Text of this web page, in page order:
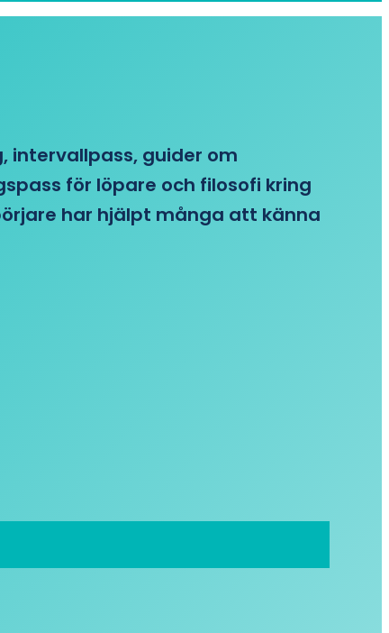
intervallpass, guider om
för löpare och filosofi kring
har hjälpt många att känna